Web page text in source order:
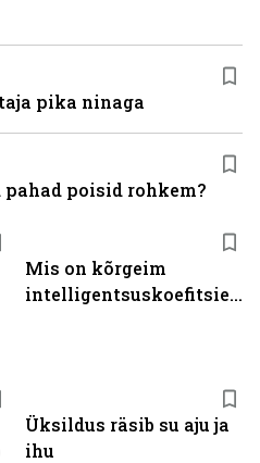
Mis on kõrgeim
intelligentsuskoefitsient?
Üksildus räsib su aju ja
ihu
pika ninaga
poisid rohkem?